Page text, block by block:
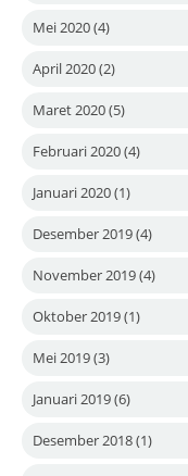
Mei 2020(4)
April 2020(2)
Maret 2020(5)
Februari 2020(4)
Januari 2020(1)
Desember 2019(4)
November 2019(4)
Oktober 2019(1)
Mei 2019(3)
Januari 2019(6)
Desember 2018(1)